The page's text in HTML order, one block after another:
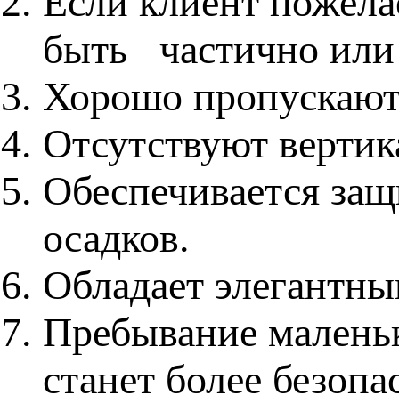
быть частично
Хорошо пропускают
Отсутствуют
Обеспечивается
осадков.
Обладает
Пребывание
станет более